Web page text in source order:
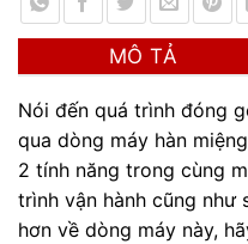
MÔ TẢ
Nói đến quá trình đóng
qua dòng máy hàn
2 tính năng trong cùng
trình vận hành cũng như
hơn về dòng máy này,